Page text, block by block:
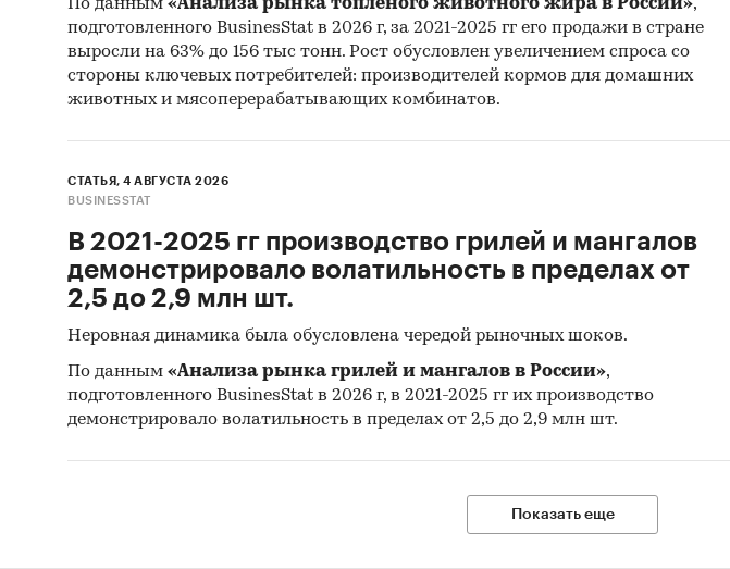
По данным «Анализа рынка топленого животного жира в России»,
подготовленного BusinesStat в 2026 г, за 2021-2025 гг его продажи в стране
выросли на 63% до 156 тыс тонн. Рост обусловлен увеличением спроса со
стороны ключевых потребителей: производителей кормов для домашних
животных и мясоперерабатывающих комбинатов.
СТАТЬЯ, 4 АВГУСТА 2026
BUSINESSTAT
В 2021-2025 гг производство грилей и мангалов
демонстрировало волатильность в пределах от
2,5 до 2,9 млн шт.
Неровная динамика была обусловлена чередой рыночных шоков.
По данным «Анализа рынка грилей и мангалов в России»,
подготовленного BusinesStat в 2026 г, в 2021-2025 гг их производство
демонстрировало волатильность в пределах от 2,5 до 2,9 млн шт.
Показать еще